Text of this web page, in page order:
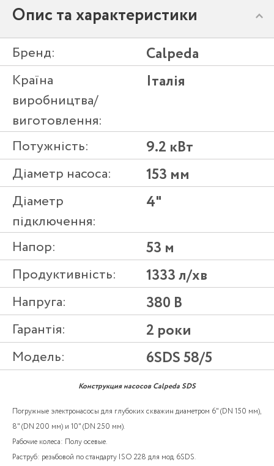
Опис та характеристики
Бренд: Calpeda
Країна
виробництва/
виготовлення:
Італія
Потужність: 9.2 кВт
Діаметр насоса: 153 мм
Діаметр
підключення:
4"
Напор: 53 м
Продуктивність: 1333 л/хв
Напруга: 380 В
Гарантія: 2 роки
Модель: 6SDS 58/5
Конструкция насосов Calpeda SDS
Погружные электронасосы для глубоких скважин диаметром 6" (DN 150 мм),
8" (DN 200 мм) и 10" (DN 250 мм).
Рабочие колеса: Полу осевые.
Раструб: резьбовой по стандарту ISO 228 для мод. 6SDS.